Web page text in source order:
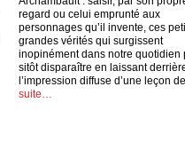
regard ou celui emprunté aux
personnages qu’il invente, ces
grandes vérités qui surgissent
inopinément dans notre quotidien
sitôt disparaître en laissant
l’impression diffuse d’une leçon
suite…